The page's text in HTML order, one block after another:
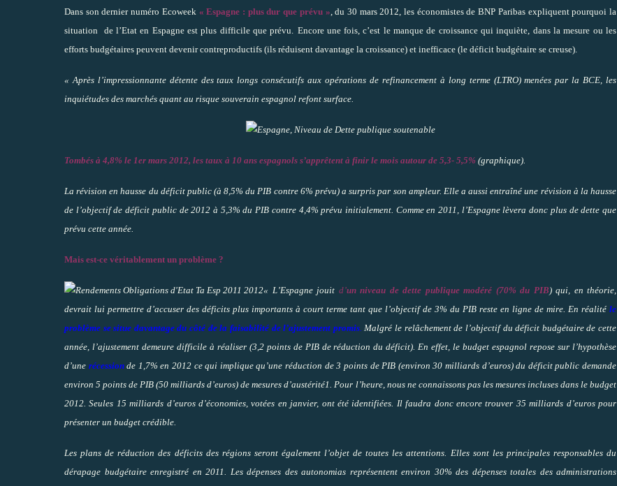
Dans son dernier numéro Ecoweek « Espagne : plus dur que prévu » , du 30 mars 2012, les économistes de BNP Paribas expliquent pourquoi la
situation de l’Etat en Espagne est plus difficile que prévu.
Encore une fois, c’est le manque de croissance qui inquiète, dans la mesure ou les
efforts budgétaires peuvent devenir contreproductifs (ils réduisent davantage la croissance) et inefficace (le déficit budgétaire se creuse).
« Après l’impressionnante détente des taux longs consécutifs aux opérations de refinancement à long terme (LTRO) menées par la BCE, les
inquiétudes des marchés quant au risque souverain espagnol refont surface.
Tombés à 4,8% le 1er mars 2012, les taux à 10 ans espagnols s’apprêtent à finir le mois autour de 5,3- 5,5% (graphique).
La révision en hausse du déficit public (à 8,5% du PIB contre 6% prévu) a surpris par son ampleur. Elle a aussi entraîné une révision à la hausse
de l’objectif de déficit public de 2012 à 5,3% du PIB contre 4,4% prévu initialement. Comme en 2011, l’Espagne lèvera donc plus de dette que
prévu cette année.
Mais est-ce véritablement un problème ?
« L’Espagne jouit d’un niveau de dette publique modéré (70% du PIB) qui, en théorie,
devrait lui permettre d’accuser des déficits plus importants à court terme tant que l’objectif de 3% du PIB reste en ligne de mire. En réalité le
problème se situe davantage du côté de la faisabilité de l’ajustement promis. Malgré le relâchement de l’objectif du déficit budgétaire de cette
année, l’ajustement demeure difficile à réaliser (3,2 points de PIB de réduction du déficit). En effet, le budget espagnol repose sur l’hypothèse
d’une récessionde 1,7% en 2012 ce qui implique qu’une réduction de 3 points de PIB (environ 30 milliards d’euros) du déficit public demande
environ 5 points de PIB (50 milliards d’euros) de mesures d’austérité1. Pour l’heure, nous ne connaissons pas les mesures incluses dans le budget
2012. Seules 15 milliards d’euros d’économies, votées en janvier, ont été identifiées. Il faudra donc encore trouver 35 milliards d’euros pour
présenter un budget crédible.
Les plans de réduction des déficits des régions seront également l’objet de toutes les attentions. Elles sont les principales responsables du
dérapage budgétaire enregistré en 2011. Les dépenses des autonomias représentent environ 30% des dépenses totales des administrations